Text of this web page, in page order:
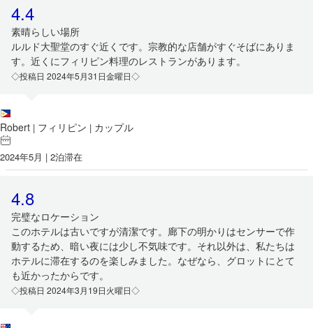
4.4
素晴らしい場所
ルルド大聖堂のすぐ近くです。宗教的な店舗がすぐそばにありま
す。近くにフィリピン料理のレストランがあります。
◇投稿日 2024年5月31日金曜日◇
Robert | フィリピン | カップル
2024年5月 | 2泊滞在
4.8
完璧なロケーション
このホテルは古いですが清潔です。廊下の明かりはセンサーで作
動するため、暗い夜には少し不気味です。それ以外は、私たちは
ホテルに滞在するのを楽しみました。なぜなら、グロットにとて
も近かったからです。
◇投稿日 2024年3月19日火曜日◇